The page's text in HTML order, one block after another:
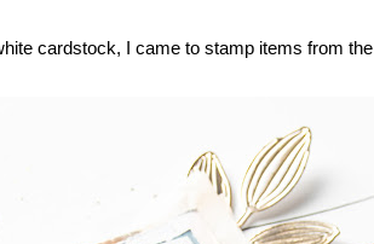
cardstock, I came to stamp items from the